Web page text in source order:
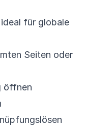
für globale
Seiten oder
öffnen